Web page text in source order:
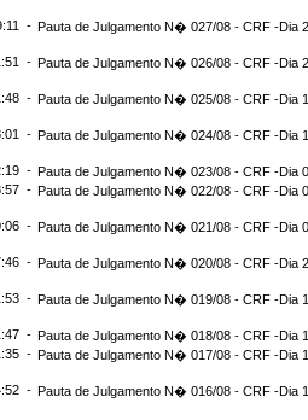
- Pauta de Julgamento N� 027/08 - CRF -Dia
- Pauta de Julgamento N� 026/08 - CRF -Dia
- Pauta de Julgamento N� 025/08 - CRF -Dia
- Pauta de Julgamento N� 024/08 - CRF -Dia
- Pauta de Julgamento N� 023/08 - CRF -Dia
- Pauta de Julgamento N� 022/08 - CRF -Dia
- Pauta de Julgamento N� 021/08 - CRF -Dia
- Pauta de Julgamento N� 020/08 - CRF -Dia
- Pauta de Julgamento N� 019/08 - CRF -Dia
- Pauta de Julgamento N� 018/08 - CRF -Dia
- Pauta de Julgamento N� 017/08 - CRF -Dia
- Pauta de Julgamento N� 016/08 - CRF -Dia